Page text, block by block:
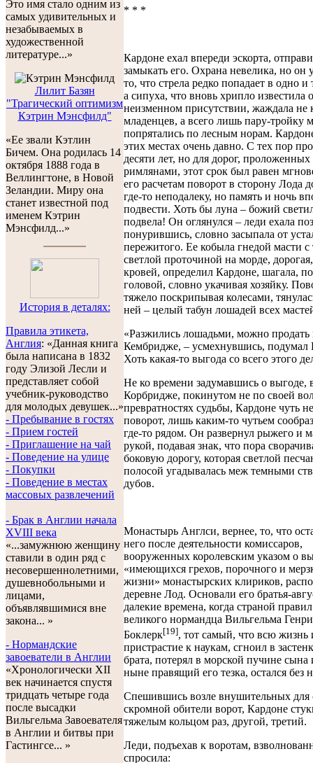
Это имя стало одним из
самых удивительных и
незабываемых в
художественной
литературе...»
Лилит Базян
"Трагический оптимизм
Кэтрин Мэнсфилд"
«Ее звали Кэтлин
Бичем. Она родилась 14
октября 1888 года в
Веллингтоне, в Новой
Зеландии. Миру она
станет известной под
именем Кэтрин
Мэнсфилд...»
История в деталях:
Правила этикета,
Англия: «Данная книга
была написана в 1832
году Элизой Лесли и
представляет собой
учебник-руководство
для молодых девушек...»
- Пребывание в гостях
- Прием гостей
- Приглашение на чай
- Поведение на улице
- Покупки
- Поведение в местах
массовых развлечений
- Брак в Англии начала
XVIII века
«...замужнюю женщину
ставили в один ряд с
несовершеннолетними,
душевнобольными и
лицами,
объявлявшимися вне
закона... »
- Нормандские
завоеватели в Англии
«Хронологически XII
век начинается спустя
тридцать четыре года
после высадки
Вильгельма Завоевателя
в Англии и битвы при
Гастингсе... »
* * *
Кардоне ехал впереди эскорта,
замыкать его. Охрана невелика, но он
то, что стрела редко попадает в одно и
а сипуха, что вновь хрипло известила
неизменном присутствии, жаждала не
младенцев, а всего лишь пару-тройку
попрятались по лесным норам.
этих местах очень давно. С тех пор
десяти лет, но для дорог,
римлянами, этот срок был равен
его расчетам поворот в сторону Лода
где-то неподалеку, но память и ночь
подвести. Хоть бы луна – божий
подвела! Он оглянулся – леди ехала
понурившись, словно засыпала от
пережитого. Ее кобыла гнедой масти с
светлой проточиной на морде,
кровей, определил Кардоне, шагала,
головой, словно укачивая хозяйку.
тяжело поскрипывая колесами,
ней – целый табун лошадей всех
«Разжились лошадьми, можно продать
Кембридже, – усмехнувшись, подумал
Хоть какая-то выгода со всего этого
Не ко времени задумавшись о выгоде,
Корбридже, покинутом не по своей
превратностях судьбы, Кардоне чуть
поворот, лишь каким-то чутьем
где-то рядом. Он развернул рыжего и
рукой, подавая знак, что пора
боковую дорогу, которая светлой
полосой угадывалась меж темными
дубов.
Монастырь Англси, вернее, то, что
него после деятельности комиссаров,
вооруженных королевским указом о
«имеющихся грехов, порочного и
жизни» монастырских клириков,
деревне Лод. Основали его братья-
далекие времена, когда страной
великого нормандца Вильгельма
Боклерк[19], тот самый, что всю жизнь
пристрастие к наукам, сгноил в
брата, потерял в морской пучине сына
ныне правящий его тезка, остался без
Спешившись возле внушительных для
скромной обители ворот, Кардоне
тяжелым кольцом раз, другой, третий.
Леди, подъехав к воротам,
спросила: